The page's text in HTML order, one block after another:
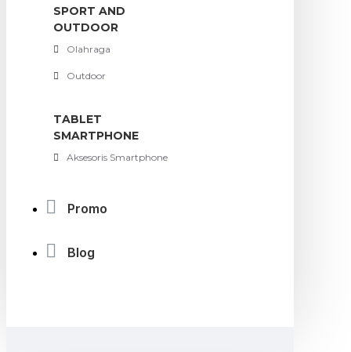
SPORT AND
OUTDOOR
Olahraga
Outdoor
TABLET
SMARTPHONE
Aksesoris Smartphone
Promo
Blog